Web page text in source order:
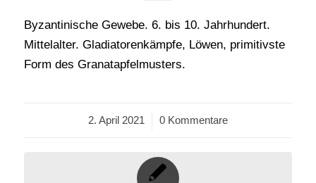
Byzantinische Gewebe. 6. bis 10. Jahrhundert.
Mittelalter. Gladiatorenkämpfe, Löwen, primitivste
Form des Granatapfelmusters.
2. April 2021
/ 0 Kommentare